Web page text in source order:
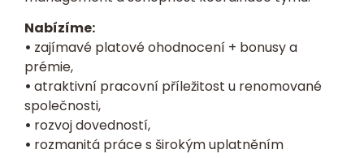
Nabízíme:
• zajímavé platové ohodnocení + bonusy a
prémie,
• atraktivní pracovní příležitost u renomované
společnosti,
• rozvoj dovedností,
• rozmanitá práce s širokým uplatněním